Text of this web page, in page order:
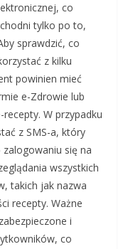
co
tylko po to,
sprawdzić, co
z kilku
powinien mieć
e-Zdrowie lub
W przypadku
z SMS-a, który
się na
wszystkich
takich jak nazwa
recepty. Ważne
i
co